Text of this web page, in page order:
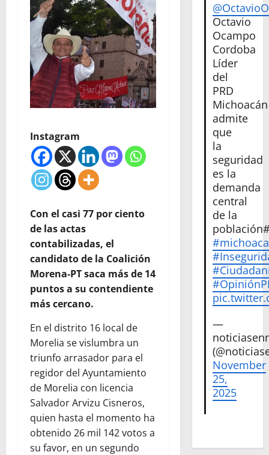
Instagram
Con el casi 77 por ciento
de las actas
contabilizadas, el
candidato de la Coalición
Morena-PT saca más de 14
puntos a su contendiente
más cercano.
En el distrito 16 local de
Morelia se vislumbra un
triunfo arrasador para el
regidor del Ayuntamiento
de Morelia con licencia
Salvador Arvizu Cisneros,
quien hasta el momento ha
obtenido 26 mil 142 votos a
su favor, en un segundo
Octavio
Ocampo
Cordoba
Líder
del
PRD
Michoacán
admite
que
la
seguridad
es la
demanda
central
de la
—
November
25,
2025